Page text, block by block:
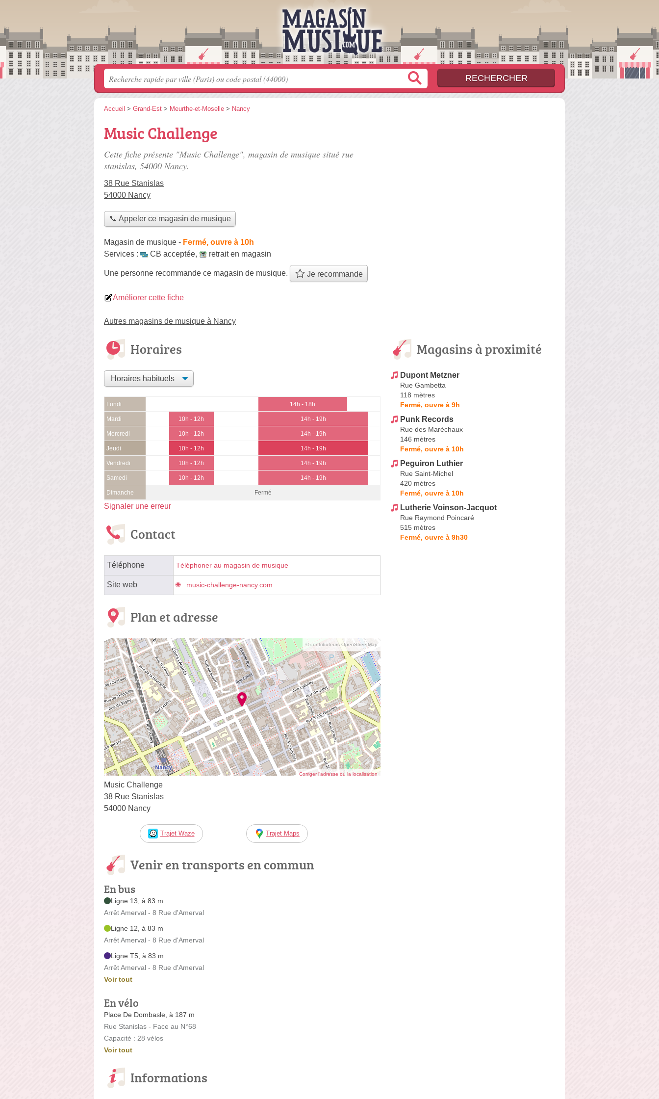
Accueil > Grand-Est > Meurthe-et-Moselle > Nancy
Music Challenge
Cette fiche présente "Music Challenge", magasin de musique situé rue
stanislas, 54000 Nancy.
38 Rue Stanislas
54000 Nancy
📞 Appeler ce magasin de musique
Magasin de musique - Fermé, ouvre à 10h
Services :
CB acceptée, retrait en magasin
Une personne recommande ce magasin de musique. Je recommande
Améliorer cette fiche
Autres magasins de musique à Nancy
Horaires
Lundi 14h - 18h
Mardi 10h - 12h 14h - 19h
Mercredi 10h - 12h 14h - 19h
Jeudi 10h - 12h 14h - 19h
Vendredi 10h - 12h 14h - 19h
Samedi 10h - 12h 14h - 19h
Dimanche Fermé
Signaler une erreur
Contact
Téléphone Téléphoner au magasin de musique
Site web music-challenge-nancy.com
Plan et adresse
© contributeurs OpenStreetMap
Corriger l’adresse ou la localisation
Music Challenge
38 Rue Stanislas
54000 Nancy
Trajet Waze Trajet Maps
Venir en transports en commun
En bus
Ligne 13, à 83 m
Arrêt Amerval - 8 Rue d'Amerval
Ligne 12, à 83 m
Arrêt Amerval - 8 Rue d'Amerval
Ligne T5, à 83 m
Arrêt Amerval - 8 Rue d'Amerval
Voir tout
En vélo
Place De Dombasle, à 187 m
Rue Stanislas - Face au N°68
Capacité : 28 vélos
Voir tout
Informations
Magasins à proximité
Dupont Metzner
Rue Gambetta
118 mètres
Fermé, ouvre à 9h
Punk Records
Rue des Maréchaux
146 mètres
Fermé, ouvre à 10h
Peguiron Luthier
Rue Saint-Michel
420 mètres
Fermé, ouvre à 10h
Lutherie Voinson-Jacquot
Rue Raymond Poincaré
515 mètres
Fermé, ouvre à 9h30